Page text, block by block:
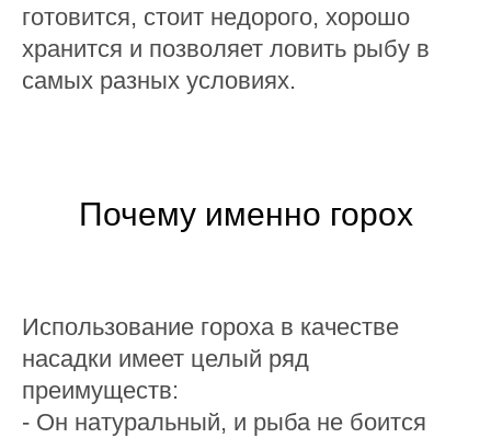
готовится, стоит недорого, хорошо
хранится и позволяет ловить рыбу в
самых разных условиях.
Почему именно горох
Использование гороха в качестве
насадки имеет целый ряд
преимуществ:
- Он натуральный, и рыба не боится